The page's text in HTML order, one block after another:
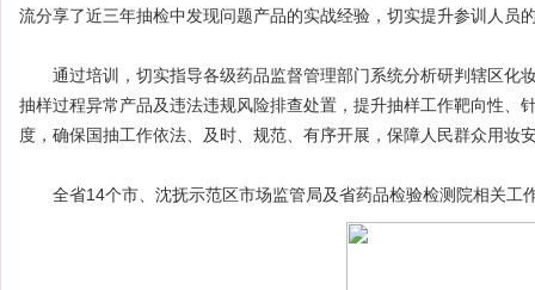
流分享了近三年抽检中发现问题产品的实战经验，切实提升参训人员
通过培训，切实指导各级药品监督管理部门系统分析研判辖区化
抽样过程异常产品及违法违规风险排查处置，提升抽样工作靶向性
度，确保国抽工作依法、及时、规范、有序开展，保障人民群众用妆
全省14个市、沈抚示范区市场监管局及省药品检验检测院相关工